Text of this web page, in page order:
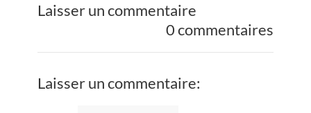
Laisser un commentaire
0 commentaires
Laisser un commentaire: